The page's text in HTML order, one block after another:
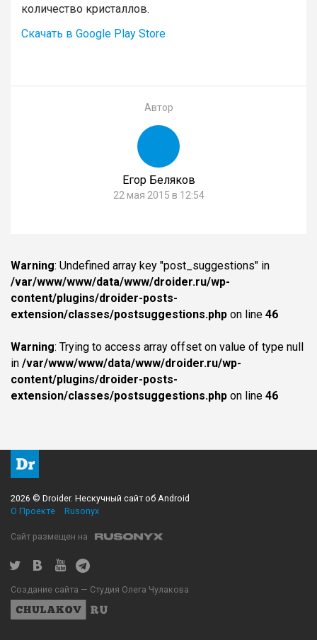
количество кристаллов.
Скачать в Google Play Store
Автор
Егор Беляков
22 мая 2015 в 12:54
Warning: Undefined array key "post_suggestions" in
/var/www/www/data/www/droider.ru/wp-
content/plugins/droider-posts-
extension/classes/postsuggestions.php on line 46
Warning: Trying to access array offset on value of type null
in /var/www/www/data/www/droider.ru/wp-
content/plugins/droider-posts-
extension/classes/postsuggestions.php on line 46
2026 © Droider. Нескучный сайт об Android
О Проекте
Rusonyx
Сайт размещен на
Создание сайта — Студия Олега Чулакова